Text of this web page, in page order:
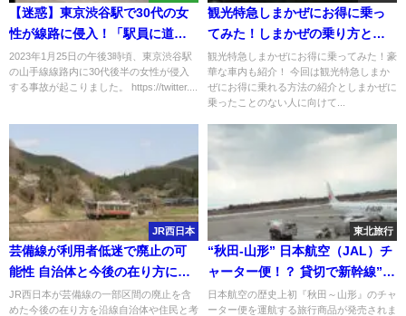
【迷惑】東京渋谷駅で30代の女
性が線路に侵入！「駅員に道を
聞いたら対応が悪かったので線
路に降りた」
2023年1月25日の午後3時頃、東京渋谷駅
の山手線線路内に30代後半の女性が侵入
する事故が起こりました。 https://twitter....
観光特急しまかぜにお得に乗っ
てみた！しまかぜの乗り方と豪
華な車内も紹介！
観光特急しまかぜにお得に乗ってみた！豪
華な車内も紹介！ 今回は観光特急しまか
ぜにお得に乗れる方法の紹介としまかぜに
乗ったことのない人に向けて...
JR西日本
芸備線が利用者低迷で廃止の可
能性 自治体と今後の在り方に関
して協議会を設ける方針
JR西日本が芸備線の一部区間の廃止を含
めた今後の在り方を沿線自治体や住民と考
東北旅行
“秋田-山形” 日本航空（JAL）チ
ャーター便！？ 貸切で新幹線”と
れいゆ”が『仙台』へ！ 超特別
日本航空の歴史上初『秋田～山形』のチャ
ーター便を運航する旅行商品が発売されま